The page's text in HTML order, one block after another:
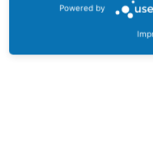
Powered by